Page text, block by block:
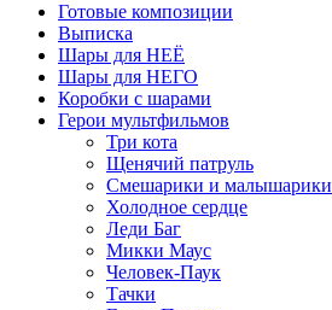
Готовые композиции
Выписка
Шары для НЕЁ
Шары для НЕГО
Коробки с шарами
Герои мультфильмов
Три кота
Щенячий патруль
Смешарики и малышарики
Холодное сердце
Леди Баг
Микки Маус
Человек-Паук
Тачки